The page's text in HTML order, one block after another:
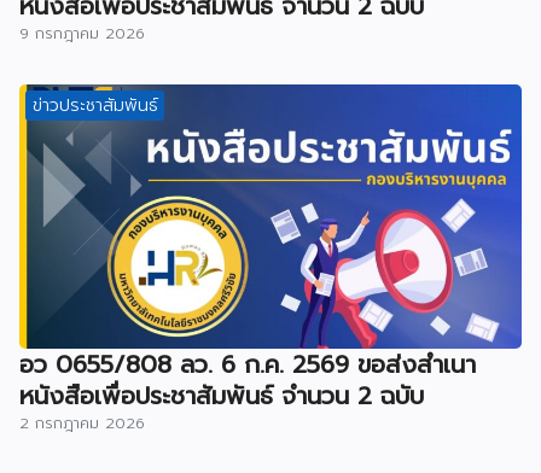
9 กรกฎาคม 2026
ข่าวประชาสัมพันธ์
อว 0655/808 ลว. 6 ก.ค. 2569 ขอส่งสำเนา
หนังสือเพื่อประชาสัมพันธ์ จำนวน 2 ฉบับ
2 กรกฎาคม 2026